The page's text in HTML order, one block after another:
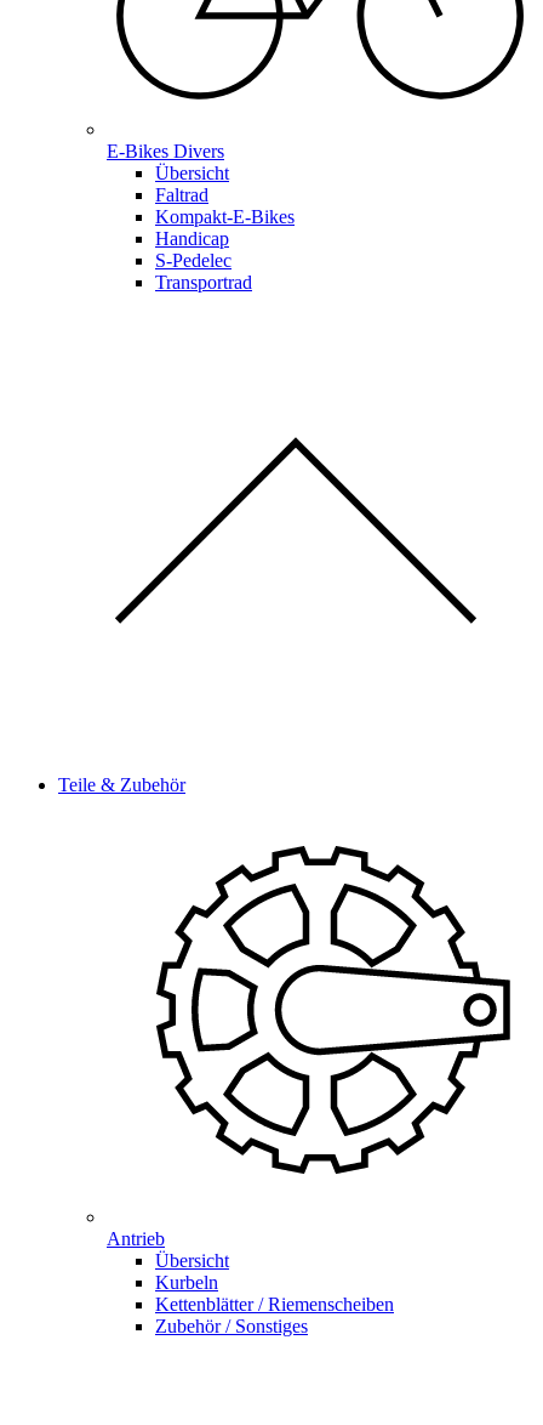
E-Bikes Divers
Übersicht
Faltrad
Kompakt-E-Bikes
Handicap
S-Pedelec
Transportrad
Teile & Zubehör
Antrieb
Übersicht
Kurbeln
Kettenblätter / Riemenscheiben
Zubehör / Sonstiges